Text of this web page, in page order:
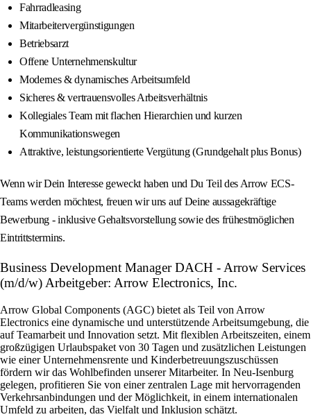
Fahrradleasing
Mitarbeitervergünstigungen
Betriebsarzt
Offene Unternehmenskultur
Modernes & dynamisches Arbeitsumfeld
Sicheres & vertrauensvolles Arbeitsverhältnis
Kollegiales Team mit flachen Hierarchien und kurzen
Kommunikationswegen
Attraktive, leistungsorientierte Vergütung (Grundgehalt plus Bonus)
Wenn wir Dein Interesse geweckt haben und Du Teil des Arrow ECS-
Teams werden möchtest, freuen wir uns auf Deine aussagekräftige
Bewerbung - inklusive Gehaltsvorstellung sowie des frühestmöglichen
Eintrittstermins.
Business Development Manager DACH - Arrow Services
(m/d/w) Arbeitgeber: Arrow Electronics, Inc.
Arrow Global Components (AGC) bietet als Teil von Arrow
Electronics eine dynamische und unterstützende Arbeitsumgebung, die
auf Teamarbeit und Innovation setzt. Mit flexiblen Arbeitszeiten, einem
großzügigen Urlaubspaket von 30 Tagen und zusätzlichen Leistungen
wie einer Unternehmensrente und Kinderbetreuungszuschüssen
fördern wir das Wohlbefinden unserer Mitarbeiter. In Neu-Isenburg
gelegen, profitieren Sie von einer zentralen Lage mit hervorragenden
Verkehrsanbindungen und der Möglichkeit, in einem internationalen
Umfeld zu arbeiten, das Vielfalt und Inklusion schätzt.